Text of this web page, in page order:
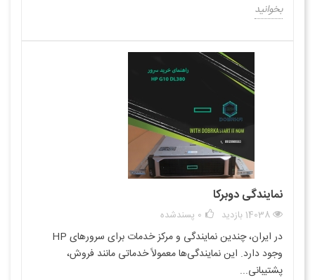
بخوانید
نمایندگی دوبرکا
14038 بازدید 0 پسندشده
در ایران، چندین نمایندگی و مرکز خدمات برای سرورهای HP
وجود دارد. این نمایندگی‌ها معمولاً خدماتی مانند فروش،
پشتیبانی...